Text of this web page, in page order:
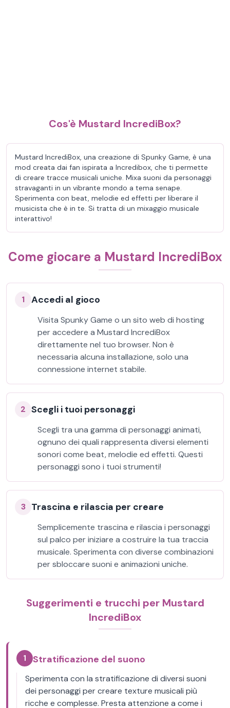
Cos'è Mustard IncrediBox?
Mustard IncrediBox, una creazione di Spunky Game, è una
mod creata dai fan ispirata a Incredibox, che ti permette
di creare tracce musicali uniche. Mixa suoni da personaggi
stravaganti in un vibrante mondo a tema senape.
Sperimenta con beat, melodie ed effetti per liberare il
musicista che è in te. Si tratta di un mixaggio musicale
interattivo!
Come giocare a Mustard IncrediBox
1 Accedi al gioco
Visita Spunky Game o un sito web di hosting
per accedere a Mustard IncrediBox
direttamente nel tuo browser. Non è
necessaria alcuna installazione, solo una
connessione internet stabile.
2 Scegli i tuoi personaggi
Scegli tra una gamma di personaggi animati,
ognuno dei quali rappresenta diversi elementi
sonori come beat, melodie ed effetti. Questi
personaggi sono i tuoi strumenti!
3 Trascina e rilascia per creare
Semplicemente trascina e rilascia i personaggi
sul palco per iniziare a costruire la tua traccia
musicale. Sperimenta con diverse combinazioni
per sbloccare suoni e animazioni uniche.
Suggerimenti e trucchi per Mustard
IncrediBox
1 Stratificazione del suono
Sperimenta con la stratificazione di diversi suoni
dei personaggi per creare texture musicali più
ricche e complesse. Presta attenzione a come i